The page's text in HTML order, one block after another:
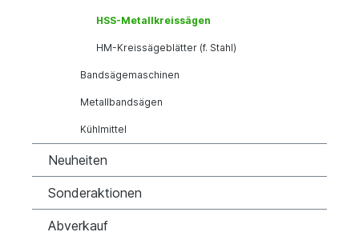
HSS-Metallkreissägen
HM-Kreissägeblätter (f. Stahl)
Bandsägemaschinen
Metallbandsägen
Kühlmittel
Neuheiten
Sonderaktionen
Abverkauf